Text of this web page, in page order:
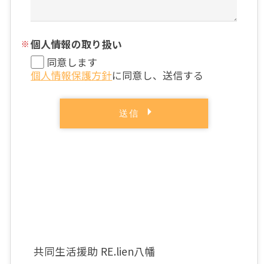
個人情報の取り扱い
同意します
個人情報保護方針に同意し、送信する
共同生活援助 RE.lien八幡